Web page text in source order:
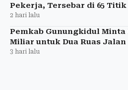
Pekerja, Tersebar di 65 Titik
2 hari lalu
Pemkab Gunungkidul Minta
Miliar untuk Dua Ruas Jalan
3 hari lalu